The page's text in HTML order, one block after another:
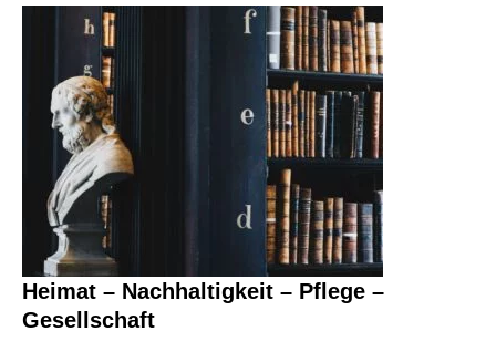
Heimat – Nachhaltigkeit – Pflege –
Gesellschaft